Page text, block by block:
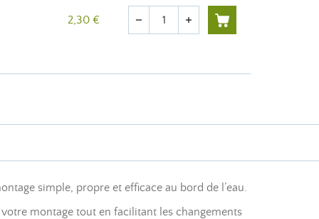
2,30 € Quantité
remove add
simple, propre et efficace au bord de l’eau.
montage tout en facilitant les changements